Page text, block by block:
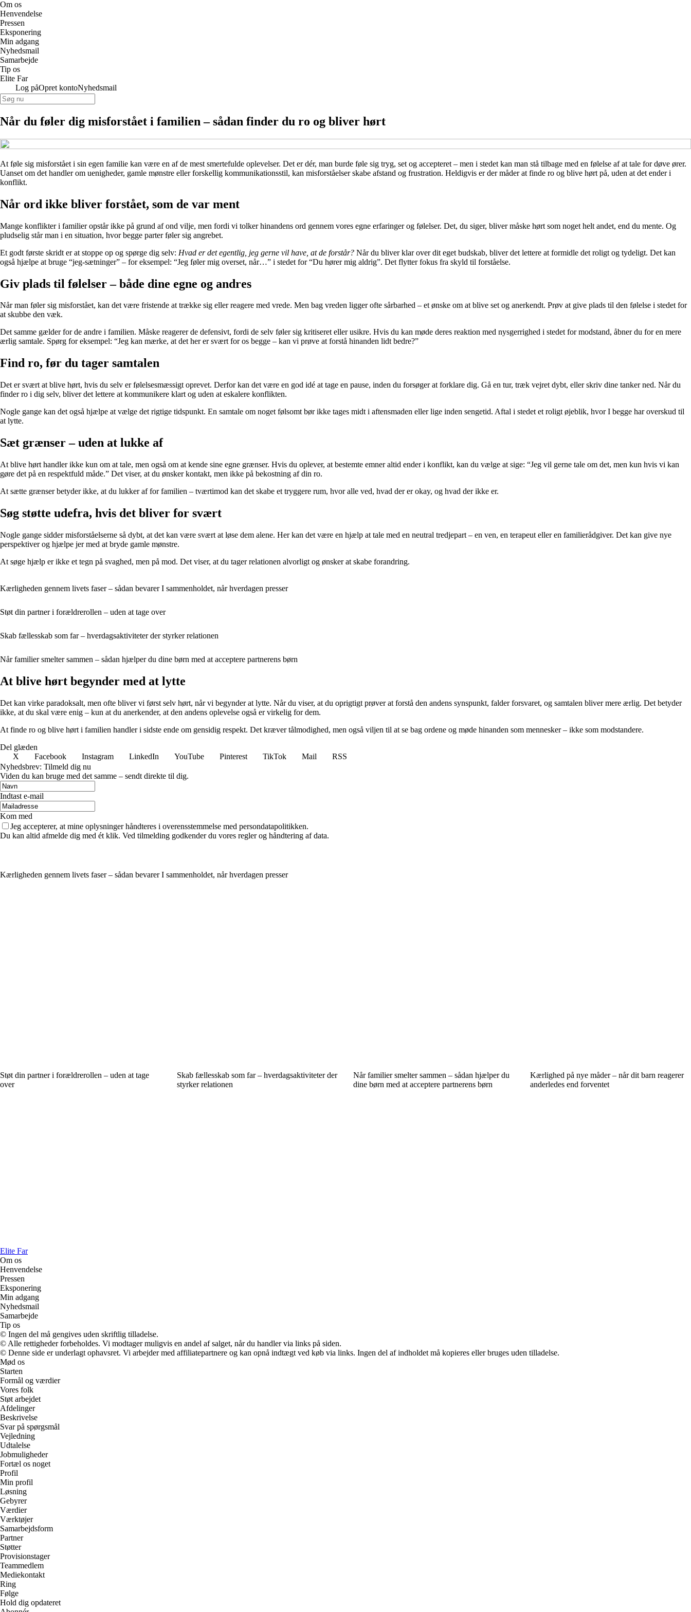
Om os
Henvendelse
Pressen
Eksponering
Min adgang
Nyhedsmail
Samarbejde
Tip os
Elite Far
Log påOpret kontoNyhedsmail
Når du føler dig misforstået i familien – sådan finder du ro og bliver hørt
At føle sig misforstået i sin egen familie kan være en af de mest smertefulde oplevelser. Det er dér, man burde føle sig tryg, set og accepteret – men i stedet kan man stå tilbage med en følelse af at tale for døve ører.
Uanset om det handler om uenigheder, gamle mønstre eller forskellig kommunikationsstil, kan misforståelser skabe afstand og frustration. Heldigvis er der måder at finde ro og blive hørt på, uden at det ender i
konflikt.
Når ord ikke bliver forstået, som de var ment
Mange konflikter i familier opstår ikke på grund af ond vilje, men fordi vi tolker hinandens ord gennem vores egne erfaringer og følelser. Det, du siger, bliver måske hørt som noget helt andet, end du mente. Og
pludselig står man i en situation, hvor begge parter føler sig angrebet.
Et godt første skridt er at stoppe op og spørge dig selv: Hvad er det egentlig, jeg gerne vil have, at de forstår? Når du bliver klar over dit eget budskab, bliver det lettere at formidle det roligt og tydeligt. Det kan
også hjælpe at bruge “jeg-sætninger” – for eksempel: “Jeg føler mig overset, når…” i stedet for “Du hører mig aldrig”. Det flytter fokus fra skyld til forståelse.
Giv plads til følelser – både dine egne og andres
Når man føler sig misforstået, kan det være fristende at trække sig eller reagere med vrede. Men bag vreden ligger ofte sårbarhed – et ønske om at blive set og anerkendt. Prøv at give plads til den følelse i stedet for
at skubbe den væk.
Det samme gælder for de andre i familien. Måske reagerer de defensivt, fordi de selv føler sig kritiseret eller usikre. Hvis du kan møde deres reaktion med nysgerrighed i stedet for modstand, åbner du for en mere
ærlig samtale. Spørg for eksempel: “Jeg kan mærke, at det her er svært for os begge – kan vi prøve at forstå hinanden lidt bedre?”
Find ro, før du tager samtalen
Det er svært at blive hørt, hvis du selv er følelsesmæssigt oprevet. Derfor kan det være en god idé at tage en pause, inden du forsøger at forklare dig. Gå en tur, træk vejret dybt, eller skriv dine tanker ned. Når du
finder ro i dig selv, bliver det lettere at kommunikere klart og uden at eskalere konflikten.
Nogle gange kan det også hjælpe at vælge det rigtige tidspunkt. En samtale om noget følsomt bør ikke tages midt i aftensmaden eller lige inden sengetid. Aftal i stedet et roligt øjeblik, hvor I begge har overskud til
at lytte.
Sæt grænser – uden at lukke af
At blive hørt handler ikke kun om at tale, men også om at kende sine egne grænser. Hvis du oplever, at bestemte emner altid ender i konflikt, kan du vælge at sige: “Jeg vil gerne tale om det, men kun hvis vi kan
gøre det på en respektfuld måde.” Det viser, at du ønsker kontakt, men ikke på bekostning af din ro.
At sætte grænser betyder ikke, at du lukker af for familien – tværtimod kan det skabe et tryggere rum, hvor alle ved, hvad der er okay, og hvad der ikke er.
Søg støtte udefra, hvis det bliver for svært
Nogle gange sidder misforståelserne så dybt, at det kan være svært at løse dem alene. Her kan det være en hjælp at tale med en neutral tredjepart – en ven, en terapeut eller en familierådgiver. Det kan give nye
perspektiver og hjælpe jer med at bryde gamle mønstre.
At søge hjælp er ikke et tegn på svaghed, men på mod. Det viser, at du tager relationen alvorligt og ønsker at skabe forandring.
Kærligheden gennem livets faser – sådan bevarer I sammenholdet, når hverdagen presser
Støt din partner i forældrerollen – uden at tage over
Skab fællesskab som far – hverdagsaktiviteter der styrker relationen
Når familier smelter sammen – sådan hjælper du dine børn med at acceptere partnerens børn
At blive hørt begynder med at lytte
Det kan virke paradoksalt, men ofte bliver vi først selv hørt, når vi begynder at lytte. Når du viser, at du oprigtigt prøver at forstå den andens synspunkt, falder forsvaret, og samtalen bliver mere ærlig. Det betyder
ikke, at du skal være enig – kun at du anerkender, at den andens oplevelse også er virkelig for dem.
At finde ro og blive hørt i familien handler i sidste ende om gensidig respekt. Det kræver tålmodighed, men også viljen til at se bag ordene og møde hinanden som mennesker – ikke som modstandere.
Del glæden
X
Facebook Instagram LinkedIn YouTube Pinterest TikTok Mail
RSS
Nyhedsbrev: Tilmeld dig nu
Viden du kan bruge med det samme – sendt direkte til dig.
Indtast e-mail
Kom med
Jeg accepterer, at mine oplysninger håndteres i overensstemmelse med persondatapolitikken.
Du kan altid afmelde dig med ét klik. Ved tilmelding godkender du vores regler og håndtering af data.
Kærligheden gennem livets faser – sådan bevarer I sammenholdet, når hverdagen presser
Støt din partner i forældrerollen – uden at tage
over
Skab fællesskab som far – hverdagsaktiviteter der
styrker relationen
Når familier smelter sammen – sådan hjælper du
dine børn med at acceptere partnerens børn
Kærlighed på nye måder – når dit barn reagerer
anderledes end forventet
Elite Far
Om os
Henvendelse
Pressen
Eksponering
Min adgang
Nyhedsmail
Samarbejde
Tip os
© Ingen del må gengives uden skriftlig tilladelse.
© Alle rettigheder forbeholdes. Vi modtager muligvis en andel af salget, når du handler via links på siden.
© Denne side er underlagt ophavsret. Vi arbejder med affiliatepartnere og kan opnå indtægt ved køb via links. Ingen del af indholdet må kopieres eller bruges uden tilladelse.
Mød os
Starten
Formål og værdier
Vores folk
Støt arbejdet
Afdelinger
Beskrivelse
Svar på spørgsmål
Vejledning
Udtalelse
Jobmuligheder
Fortæl os noget
Profil
Min profil
Løsning
Gebyrer
Værdier
Værktøjer
Samarbejdsform
Partner
Støtter
Provisionstager
Teammedlem
Mediekontakt
Ring
Følge
Hold dig opdateret